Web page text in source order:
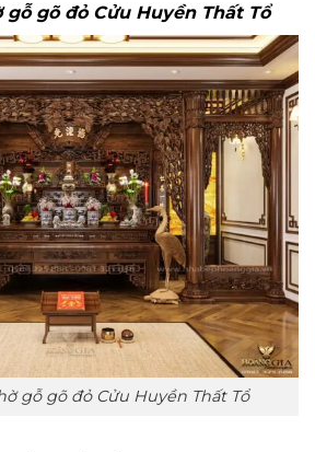
gõ đỏ Cửu Huyền Thất Tổ
gỗ gõ đỏ Cửu Huyền Thất Tổ